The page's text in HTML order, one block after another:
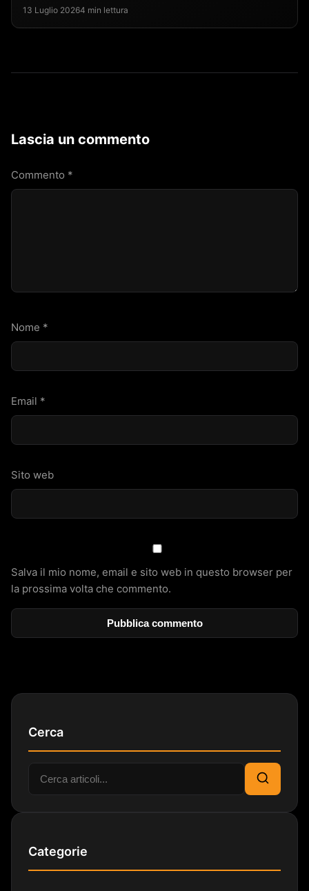
13 Luglio 20264 min lettura
Lascia un commento
Commento *
Nome *
Email *
Sito web
Salva il mio nome, email e sito web in questo browser per
la prossima volta che commento.
Cerca
Cerca:
Cerca
Categorie